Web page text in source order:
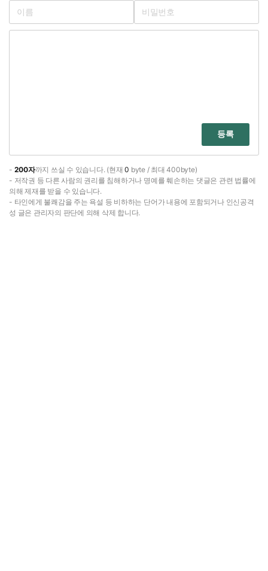
등록
- 200자까지 쓰실 수 있습니다. (현재0 byte / 최대 400byte)
- 저작권 등 다른 사람의 권리를 침해하거나 명예를 훼손하는 댓글은 관련 법률에
의해 제재를 받을 수 있습니다.
- 타인에게 불쾌감을 주는 욕설 등 비하하는 단어가 내용에 포함되거나 인신공격
성 글은 관리자의 판단에 의해 삭제 합니다.